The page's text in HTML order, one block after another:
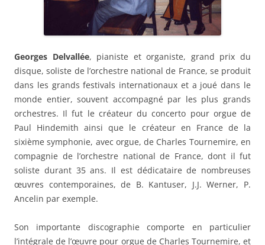
Georges Delvallée, pianiste et organiste, grand prix du
disque, soliste de l’orchestre national de France, se produit
dans les grands festivals internationaux et a joué dans le
monde entier, souvent accompagné par les plus grands
orchestres. Il fut le créateur du concerto pour orgue de
Paul Hindemith ainsi que le créateur en France de la
sixième symphonie, avec orgue, de Charles Tournemire, en
compagnie de l’orchestre national de France, dont il fut
soliste durant 35 ans. Il est dédicataire de nombreuses
œuvres contemporaines, de B. Kantuser, J.J. Werner, P.
Ancelin par exemple.
Son importante discographie comporte en particulier
l’intégrale de l’œuvre pour orgue de Charles Tournemire, et